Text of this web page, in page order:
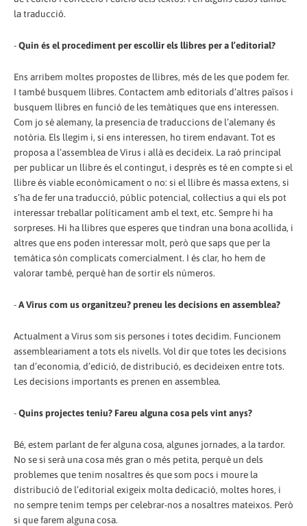
la traducció.
-Quin és el procediment per escollir els llibres per a l’editorial?
Ens arribem moltes propostes de llibres, més de les que podem fer.
I també busquem llibres. Contactem amb editorials d’altres països i
busquem llibres en funció de les temàtiques que ens interessen.
Com jo sé alemany, la presencia de traduccions de l’alemany és
notòria. Els llegim i, si ens interessen, ho tirem endavant. Tot es
proposa a l’assemblea de Virus i allà es decideix. La raó principal
per publicar un llibre és el contingut, i desprès es té en compte si el
llibre és viable econòmicament o no: si el llibre és massa extens, si
s’ha de fer una traducció, públic potencial, col·lectius a qui els pot
interessar treballar políticament amb el text, etc. Sempre hi ha
sorpreses. Hi ha llibres que esperes que tindran una bona acollida, i
altres que ens poden interessar molt, però que saps que per la
temàtica són complicats comercialment. I és clar, ho hem de
valorar també, perquè han de sortir els números.
-A Virus com us organitzeu? preneu les decisions en assemblea?
Actualment a Virus som sis persones i totes decidim. Funcionem
assembleariament a tots els nivells. Vol dir que totes les decisions
tan d’economia, d’edició, de distribució, es decideixen entre tots.
Les decisions importants es prenen en assemblea.
-Quins projectes teniu? Fareu alguna cosa pels vint anys?
Bé, estem parlant de fer alguna cosa, algunes jornades, a la tardor.
No se si serà una cosa més gran o més petita, perquè un dels
problemes que tenim nosaltres és que som pocs i moure la
distribució de l’editorial exigeix molta dedicació, moltes hores, i
no sempre tenim temps per celebrar-nos a nosaltres mateixos. Però
si que farem alguna cosa.